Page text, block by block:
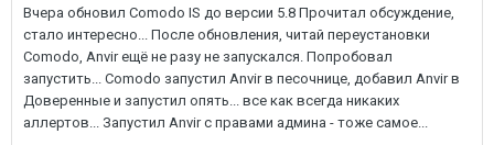
Вчера обновил Comodo IS до версии 5.8 Прочитал обсуждение,
стало интересно... После обновления, читай переустановки
Comodo, Anvir ещё не разу не запускался. Попробовал
запустить... Comodo запустил Anvir в песочнице, добавил Anvir в
Доверенные и запустил опять... все как всегда никаких
аллертов... Запустил Anvir с правами админа - тоже самое...